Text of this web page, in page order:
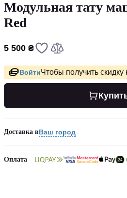
Модульная тату
Red
5 500 ₴
ВойтиЧтобы получить скидку
Доставка вВаш город
Оплата